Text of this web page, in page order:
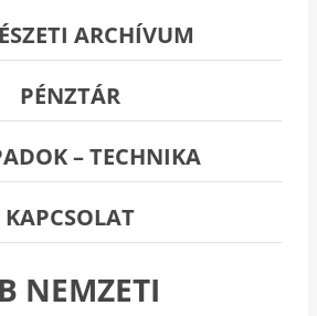
ARCHÍVUM
PÉNZTÁR
– TECHNIKA
KAPCSOLAT
NEMZETI